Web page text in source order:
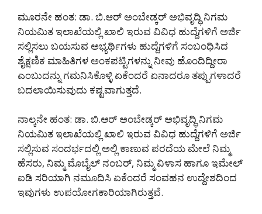
ಮೂರನೇ ಹಂತ: ಡಾ. ಬಿ.ಆರ್ ಅಂಬೇಡ್ಕರ್ ಅಭಿವೃದ್ಧಿ ನಿಗಮ
ನಿಯಮಿತ ಇಲಾಖೆಯಲ್ಲಿ ಖಾಲಿ ಇರುವ ವಿವಿಧ ಹುದ್ದೆಗಳಿಗೆ ಅರ್ಜಿ
ಸಲ್ಲಿಸಲು ಬಯಸುವ ಅಭ್ಯರ್ಥಿಗಳು ಹುದ್ದೆಗಳಿಗೆ ಸಂಬಂಧಿಸಿದ
ಶೈಕ್ಷಣಿಕ ಮಾಹಿತಿಗಳ ಅಂಕಪಟ್ಟಿಗಳನ್ನು ನೀವು ಹೊಂದಿದ್ದೀರಾ
ಎಂಬುದನ್ನು ಗಮನಿಸಿಕೊಳ್ಳಿ ಏಕೆಂದರೆ ಏನಾದರೂ ತಪ್ಪುಗಳಾದರೆ
ಬದಲಾಯಿಸುವುದು ಕಷ್ಟವಾಗುತ್ತದೆ.
ನಾಲ್ಕನೇ ಹಂತ: ಡಾ. ಬಿ.ಆರ್ ಅಂಬೇಡ್ಕರ್ ಅಭಿವೃದ್ಧಿ ನಿಗಮ
ನಿಯಮಿತ ಇಲಾಖೆಯಲ್ಲಿ ಖಾಲಿ ಇರುವ ವಿವಿಧ ಹುದ್ದೆಗಳಿಗೆ ಅರ್ಜಿ
ಸಲ್ಲಿಸುವ ಸಂದರ್ಭದಲ್ಲಿ ಅಲ್ಲಿ ಕಾಣುವ ಪರದೆಯ ಮೇಲೆ ನಿಮ್ಮ
ಹೆಸರು, ನಿಮ್ಮ ಮೊಬೈಲ್ ನಂಬರ್, ನಿಮ್ಮ ವಿಳಾಸ ಹಾಗೂ ಇಮೇಲ್
ಐಡಿ ಸರಿಯಾಗಿ ನಮೂದಿಸಿ ಏಕೆಂದರೆ ಸಂವಹನ ಉದ್ದೇಶದಿಂದ
ಇವುಗಳು ಉಪಯೋಗಕಾರಿಯಾಗಿರುತ್ತವೆ.